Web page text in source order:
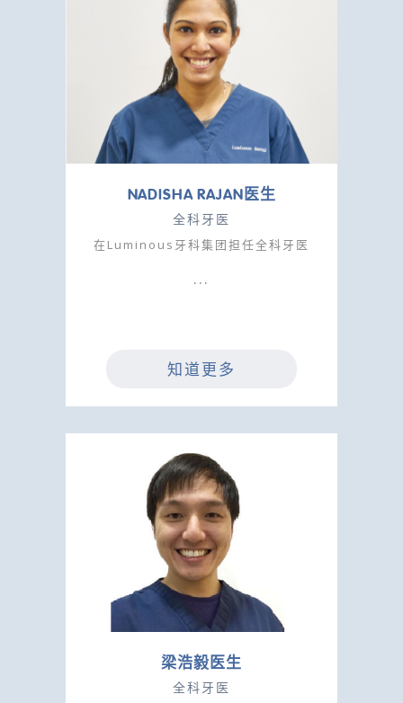
NADISHA RAJAN医生
全科牙医
在Luminous牙科集团担任全科牙医
知道更多
梁浩毅医生
全科牙医